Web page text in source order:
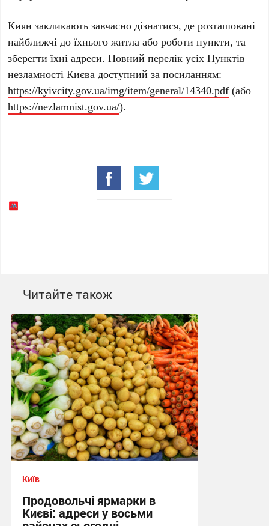
Киян закликають завчасно дізнатися, де розташовані
найближчі до їхнього житла або роботи пункти, та
зберегти їхні адреси. Повний перелік усіхПунктів
незламності Києва доступний за посиланням:
https://kyivcity.gov.ua/img/item/general/14340.pdf (або
https://nezlamnist.gov.ua/).
Читайте також
Київ
Продовольчі ярмарки в
Києві: адреси у восьми